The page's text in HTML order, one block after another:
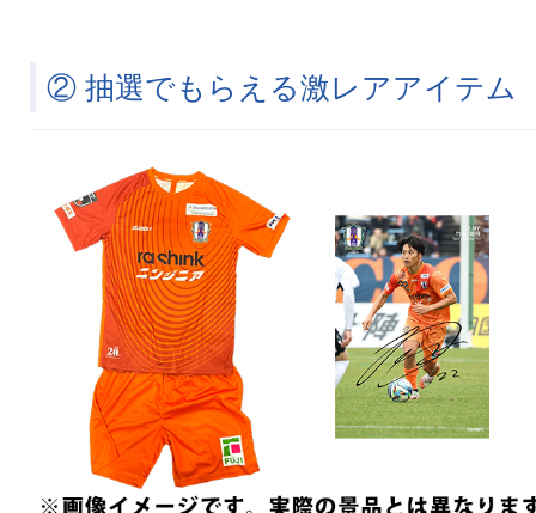
② 抽選でもらえる激レアアイテム